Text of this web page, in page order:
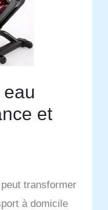
et
peut transformer
à domicile